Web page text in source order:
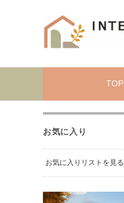
TOP
お気に入り
お気に入りリストを見る